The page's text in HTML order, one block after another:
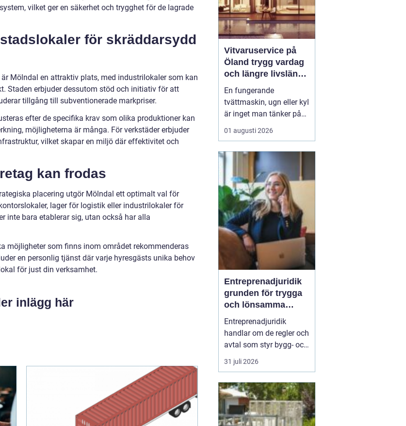
vilket ger en säkerhet och trygghet för de lagrade
för skräddarsydd
Mölndal en attraktiv plats, med industrilokaler som kan
Staden erbjuder dessutom stöd och initiativ för att
tillgång till subventionerade markpriser.
efter de specifika krav som olika produktioner kan
möjligheterna är många. För verkstäder erbjuder
vilket skapar en miljö där effektivitet och
kan frodas
placering utgör Mölndal ett optimalt val för
lager för logistik eller industrilokaler för
inte bara etablerar sig, utan också har alla
möjligheter som finns inom området rekommenderas
en personlig tjänst där varje hyresgästs unika behov
för just din verksamhet.
inlägg här
Vitvaruservice på
Öland trygg vardag
och längre livslängd
på dina maskiner
En fungerande
tvättmaskin, ugn eller kyl
är inget man tänker på
när allt rullar på. Men
när något stannar,
också. För hushåll och
företag på Öland blir
därför professionell
vitvaruservice en
avgörande del av en
trygg och smidig ...
01 augusti 2026
Entreprenadjuridik
grunden för trygga
och lönsamma
byggprojekt
Entreprenadjuridik
handlar om de regler och
avtal som styr bygg- och
anläggningsprojekt. När
ansvar, tider, kostnader
reglerade minskar
konflikter och oväntade
kostnader. När de är
31 juli 2026